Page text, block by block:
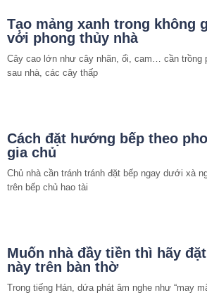
Tạo mảng xanh trong không
với phong thủy nhà
Cây cao lớn như cây nhãn, ổi, cam… cần trồng
sau nhà, các cây thấp
Cách đặt hướng bếp theo
gia chủ
Chủ nhà cần tránh tránh đặt bếp ngay dưới xà
trên bếp chủ hao tài
Muốn nhà đầy tiền thì hãy
này trên bàn thờ
Trong tiếng Hán, dứa phát âm nghe như “may